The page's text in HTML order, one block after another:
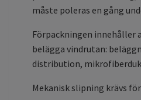
måste poleras en gång
Förpackningen innehåller
belägga vindrutan:
distribution,
Mekanisk slipning krävs